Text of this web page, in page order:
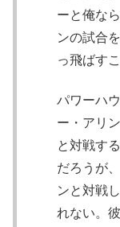
ーと俺な
ンの試合
っ飛ばす
パワーハ
ー・アリ
と対戦す
だろうが
ンと対戦
れない。